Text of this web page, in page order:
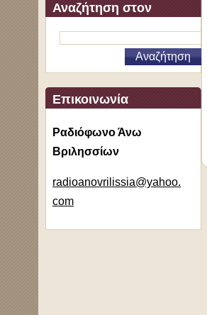
Αναζήτηση στον
ιστότοπο
Επικοινωνία
Ραδιόφωνο Άνω
Βριλησσίων
radioanovrilissia@yahoo.
com